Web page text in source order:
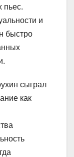
пьес.
и
быстро
сыграл
как